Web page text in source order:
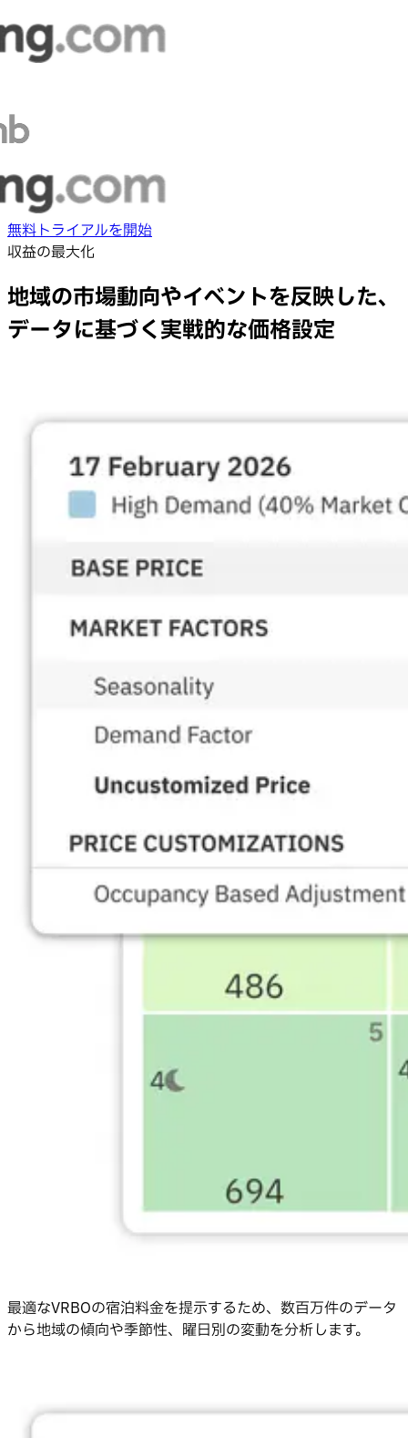
無料トライアルを開始
収益の最大化
地域の市場動向やイベントを反映した、
データに基づく実戦的な価格設定
最適なVRBOの宿泊料金を提示するため、数百万件のデータ
から地域の傾向や季節性、曜日別の変動を分析します。